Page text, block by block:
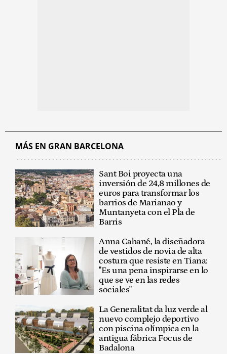
MÁS EN GRAN BARCELONA
Sant Boi proyecta una
inversión de 24,8 millones de
euros para transformar los
barrios de Marianao y
Muntanyeta con el Pla de
Barris
Anna Cabané, la diseñadora
de vestidos de novia de alta
costura que resiste en Tiana:
"Es una pena inspirarse en lo
que se ve en las redes
sociales"
La Generalitat da luz verde al
nuevo complejo deportivo
con piscina olímpica en la
antigua fábrica Focus de
Badalona